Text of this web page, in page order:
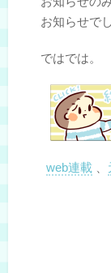
お知らせでし
ではでは。
web連載、